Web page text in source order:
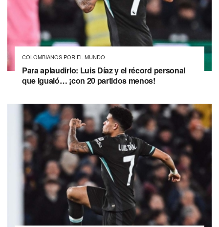
COLOMBIANOS POR EL MUNDO
Para aplaudirlo: Luis Díaz y el récord personal
que igualó… ¡con 20 partidos menos!